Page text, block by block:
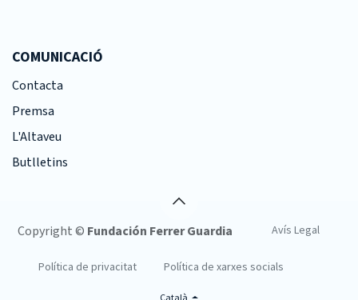
COMUNICACIÓ
Contacta
Premsa
L'Altaveu
Butlletins
Copyright © Fundación Ferrer Guardia Avís Legal
Política de privacitat Política de xarxes socials
Català